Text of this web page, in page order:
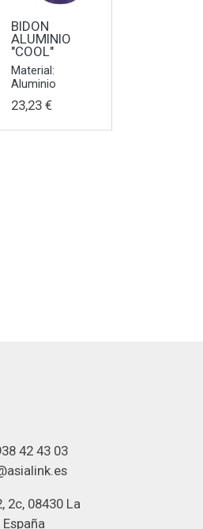
BIDON
ALUMINIO
"COOL"
Material:
Aluminio
23,23 €
42 43 03
2c, 08430 La